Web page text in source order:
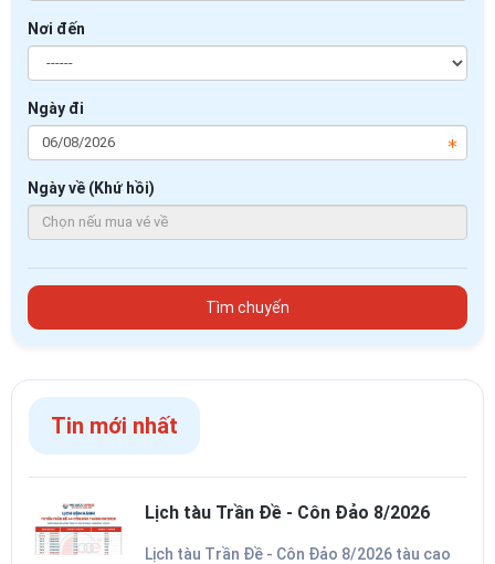
Nơi đến
Ngày đi
Ngày về (Khứ hồi)
Tìm chuyến
Tin mới nhất
Lịch tàu Trần Đề - Côn Đảo 8/2026
Lịch tàu Trần Đề - Côn Đảo 8/2026 tàu cao